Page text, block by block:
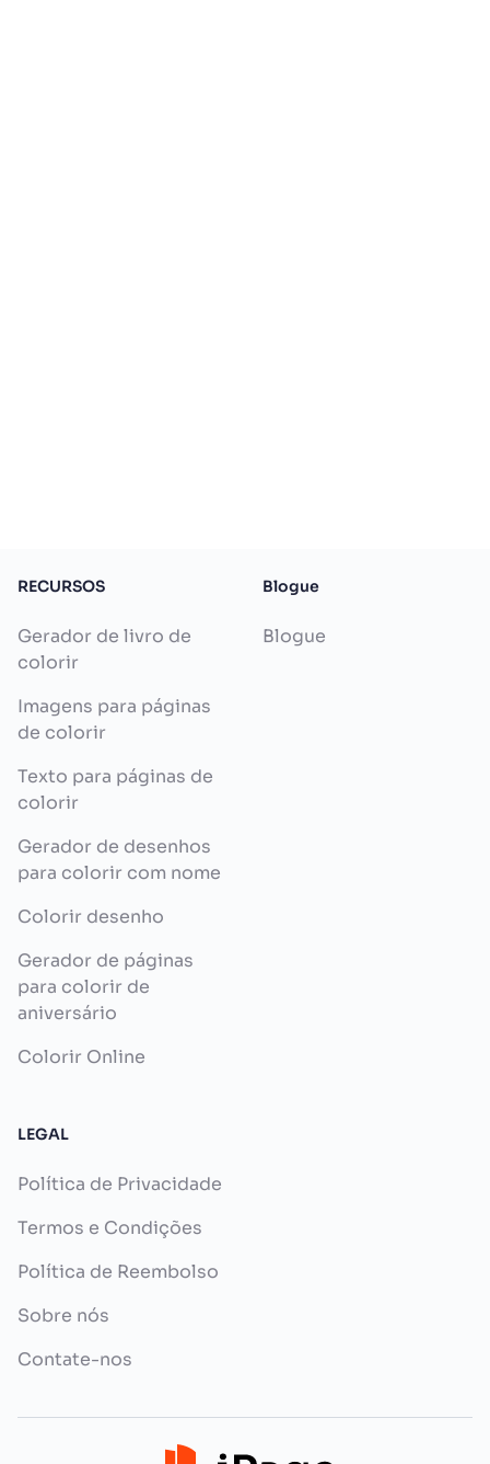
RECURSOS
Gerador de livro de
colorir
Imagens para páginas
de colorir
Texto para páginas de
colorir
Gerador de desenhos
para colorir com nome
Colorir desenho
Gerador de páginas
para colorir de
aniversário
Colorir Online
Blogue
Blogue
LEGAL
Política de Privacidade
Termos e Condições
Política de Reembolso
Sobre nós
Contate-nos